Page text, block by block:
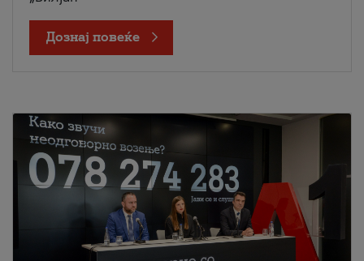
Дознај повеќе